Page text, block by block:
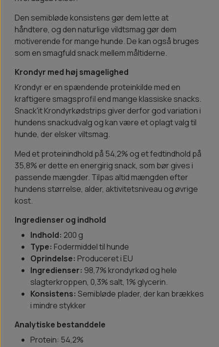
Den semibløde konsistens gør dem lette at
håndtere, og den naturlige vildtsmag gør dem
motiverende for mange hunde. De kan også bruges
som en smagfuld snack mellem måltiderne.
Krondyr med høj smagelighed
Krondyr er en spændende proteinkilde med en
kraftigere smagsprofil end mange klassiske snacks.
Snack'it Krondyrkødstrips giver derfor god variation i
hundens snackudvalg og kan være et oplagt valg til
hunde, der elsker viltsmag.
Med et proteinindhold på 54,2% og et fedtindhold på
35,8% er dette en energirig snack, som bør gives i
passende mængder. Tilpas altid mængden efter
hundens størrelse, alder, aktivitetsniveau og øvrige
kost.
Ingredienser og indhold
Indhold: 200 g
Type: Fodermiddel til hunde
Oprindelse: Produceret i EU
Ingredienser: 98,7% krondyrkød og hele
slagterkroppen, 0,3% salt, 1% glycerin.
Konsistens: Semibløde plader, der kan brækkes
i mindre stykker
Analytiske bestanddele
Protein: 54,2%